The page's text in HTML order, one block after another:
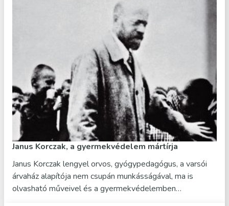
Janus Korczak, a gyermekvédelem mártírja
Janus Korczak lengyel orvos, gyógypedagógus, a varsói
árvaház alapítója nem csupán munkásságával, ma is
olvasható műveivel és a gyermekvédelemben…